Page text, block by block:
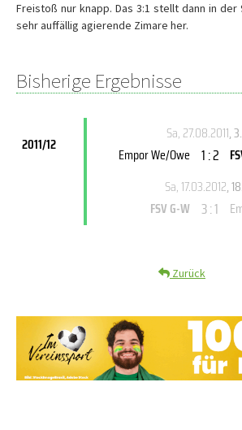
Freistoß nur knapp. Das 3:1 stellt dann in
sehr auffällig agierende Zimare her.
Bisherige Ergebnisse
2011/12
Sa, 27.08.2011,
Empor We/Owe 1 : 2
Sa, 17.03.2012,
FSV G-W 3 : 1
Zurück